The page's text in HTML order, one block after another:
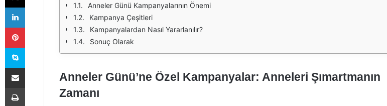
Anneler Günü Kampanyalarının Önemi
Kampanya Çeşitleri
Kampanyalardan Nasıl Yararlanılır?
Sonuç Olarak
Anneler Günü’ne Özel Kampanyalar: Anneleri Şımartmanın
Zamanı
LinkedIn
Pinterest
Skype
E-Posta ile paylaş